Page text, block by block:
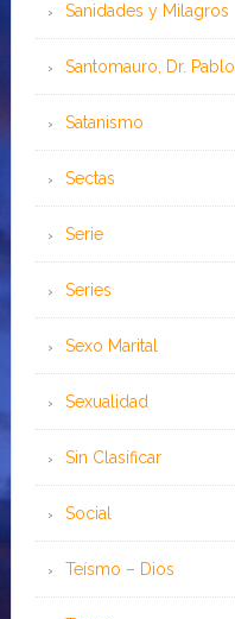
Sanidades y Milagros
Santomauro, Dr. Pablo
Satanismo
Sectas
Serie
Series
Sexo Marital
Sexualidad
Sin Clasificar
Social
Teísmo – Dios